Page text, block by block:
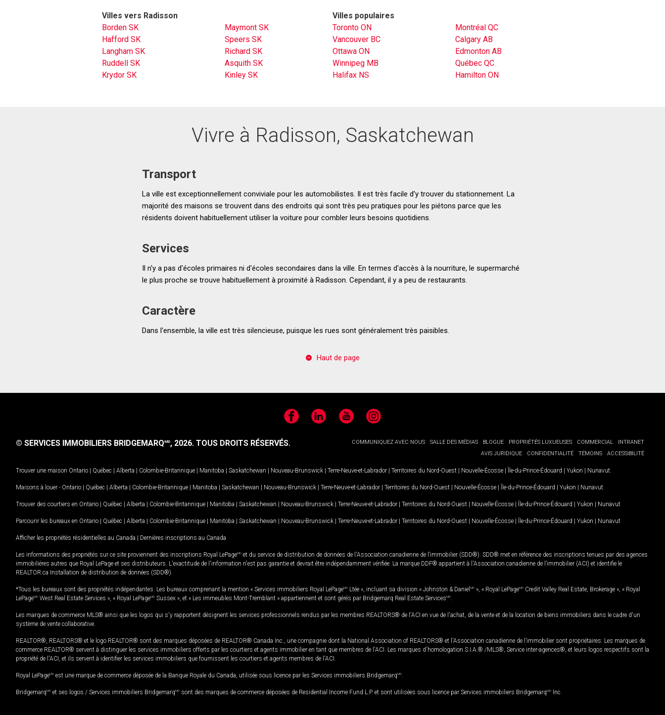
Villes vers Radisson
Borden SK
Maymont SK
Hafford SK
Speers SK
Langham SK
Richard SK
Ruddell SK
Asquith SK
Krydor SK
Kinley SK
Villes populaires
Toronto ON
Montréal QC
Vancouver BC
Calgary AB
Ottawa ON
Edmonton AB
Winnipeg MB
Québec QC
Halifax NS
Hamilton ON
Vivre à Radisson, Saskatchewan
Transport
La ville est exceptionnellement conviviale pour les automobilistes. Il est très facile d'y trouver du stationnement. La
majorité des maisons se trouvent dans des endroits qui sont très peu pratiques pour les piétons parce que les
résidents doivent habituellement utiliser la voiture pour combler leurs besoins quotidiens.
Services
Il n'y a pas d'écoles primaires ni d'écoles secondaires dans la ville. En termes d'accès à la nourriture, le supermarché
le plus proche se trouve habituellement à proximité à Radisson. Cependant, il y a peu de restaurants.
Caractère
Dans l'ensemble, la ville est très silencieuse, puisque les rues sont généralement très paisibles.
Haut de page
FacebookLinkedIn YouTubeInstagram
COMMUNIQUEZ AVEC NOUS SALLE DES MÉDIAS BLOGUE PROPRIÉTÉS LUXUEUSES COMMERCIAL
INTRANET
AVIS JURIDIQUE
CONFIDENTIALITÉ TÉMOINS ACCESSIBILITÉ
© SERVICES IMMOBILIERS BRIDGEMARQMD, 2026. TOUS DROITS RÉSERVÉS.
Trouver une maison Ontario | Québec | Alberta | Colombie-Britannique | Manitoba | Saskatchewan | Nouveau-Brunswick | Terre-Neuve-et-Labrador | Territoires du Nord-Ouest | Nouvelle-Écosse | Île-du-Prince-Édouard | Yukon | Nunavut
Maisons à louer - Ontario | Québec | Alberta | Colombie-Britannique | Manitoba | Saskatchewan | Nouveau-Brunswick | Terre-Neuve-et-Labrador | Territoires du Nord-Ouest | Nouvelle-Écosse | Île-du-Prince-Édouard | Yukon | Nunavut
Trouver des courtiers en Ontario | Québec | Alberta | Colombie-Britannique | Manitoba | Saskatchewan | Nouveau-Brunswick | Terre-Neuve-et-Labrador | Territoires du Nord-Ouest | Nouvelle-Écosse | Île-du-Prince-Édouard | Yukon | Nunavut
Parcourir les bureaux en Ontario | Québec | Alberta | Colombie-Britannique | Manitoba | Saskatchewan | Nouveau-Brunswick | Terre-Neuve-et-Labrador | Territoires du Nord-Ouest | Nouvelle-Écosse | Île-du-Prince-Édouard | Yukon | Nunavut
Afficher les propriétés résidentielles au Canada | Dernières inscriptions au Canada
Les informations des propriétés sur ce site proviennent des inscriptions Royal LePageMD et du service de distribution de données de l'Association canadienne de l’immobilier (SDD®). SDD® met en référence des inscriptions tenues par des agences
immobilières autres que Royal LePage et ses distributeurs. L'exactitude de l'information n'est pas garantie et devrait être indépendamment vérifiée. La marque DDF® appartient à l'Association canadienne de l’immobilier (ACI) et identifie le
REALTOR.ca Installation de distribution de données (SDD®).
*Tous les bureaux sont des propriétés indépendantes. Les bureaux comprenant la mention « Services immobiliers Royal LePageMD Ltée », incluant sa division « Johnston & Daniel MD », « Royal LePageMD Credit Valley Real Estate, Brokerage », « Royal
LePageMD West Real Estate Services », « Royal LePageMD Sussex », et « Les immeubles Mont-Tremblant » appartiennent et sont gérés par Bridgemarq Real Estate ServicesMD
Les marques de commerce MLS® ainsi que les logos qui s'y rapportent désignent les services professionnels rendus par les membres REALTORS® de l'ACI en vue de l'achat, de la vente et de la location de biens immobiliers dans le cadre d'un
système de vente collaborative.
REALTOR®, REALTORS® et le logo REALTOR® sont des marques déposées de REALTOR® Canada Inc., une compagnie dont la National Association of REALTORS® et l'Association canadienne de l’immobilier sont propriétaires. Les marques de
commerce REALTOR® servent à distinguer les services immobiliers offerts par les courtiers et agents immobilier en tant que membres de l'ACI. Les marques d'homologation S.I.A.® /MLS®, Service inter-agences®, et leurs logos respectifs sont la
propriété de l'ACI, et ils servent à identifier les services immobiliers que fournissent les courtiers et agents membres de l'ACI.
Royal LePageMD est une marque de commerce déposée de la Banque Royale du Canada, utilisée sous licence par les Services immobiliers BridgemarqMD
BridgemarqMD et ses logos / Services immobiliers BridgemarqMD sont des marques de commerce déposées de Residential Income Fund L.P. et sont utilisées sous licence par Services immobiliers BridgemarqMD Inc.